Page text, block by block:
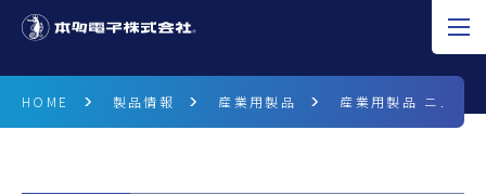
HOME 製品情報 産業用製品 産業用製品 ニュース